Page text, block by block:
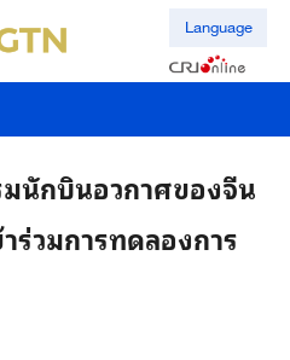
Language
นักบินอวกาศของจีน
ร่วมการทดลองการ